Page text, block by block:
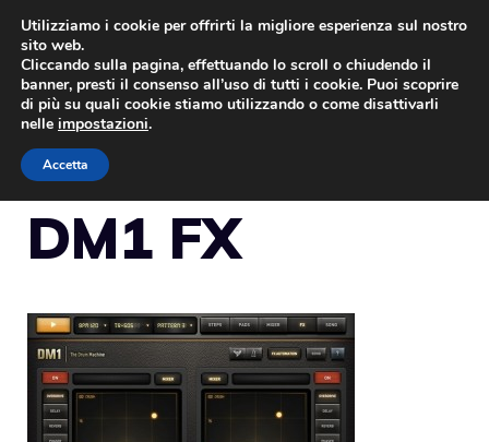
Vai
contenuto
DM1 FX
Utilizziamo i cookie per offrirti la migliore esperienza sul nostro
sito web.
Cliccando sulla pagina, effettuando lo scroll o chiudendo il
banner, presti il consenso all’uso di tutti i cookie. Puoi scoprire
di più su quali cookie stiamo utilizzando o come disattivarli
nelle impostazioni.
Accetta